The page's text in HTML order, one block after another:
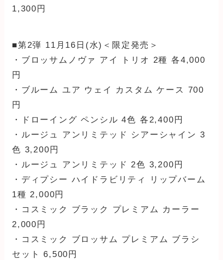
1,300円
■第2弾 11月16日(水)＜限定発売＞
・ブロッサムノヴァ アイ トリオ 2種 各4,000
円
・ブルーム ユア ウェイ カスタム ケース 700
円
・ドローイング ペンシル 4色 各2,400円
・ルージュ アンリミテッド シアーシャイン 3
色 3,200円
・ルージュ アンリミテッド 2色 3,200円
・ディプシー ハイドラビリティ リップバーム
1種 2,000円
・コスミック ブラック プレミアム カーラー
2,000円
・コスミック ブロッサム プレミアム ブラシ
セット 6,500円